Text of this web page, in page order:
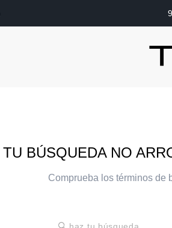
TU BÚSQUEDA NO
Comprueba los términos de
Haz tu búsqueda